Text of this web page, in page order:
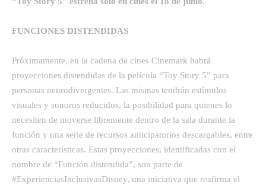
FUNCIONES DISTENDIDAS
Próximamente, en la cadena de cines Cinemark habrá
proyecciones distendidas de la película “Toy Story 5” para
personas neurodivergentes. Las mismas tendrán estímulos
visuales y sonoros reducidos, la posibilidad para quienes lo
necesiten de moverse libremente dentro de la sala durante la
función y una serie de recursos anticipatorios descargables, entre
otras características. Estas proyecciones, identificadas con el
nombre de “Función distendida”, son parte de
#ExperienciasInclusivasDisney, una iniciativa que reafirma el